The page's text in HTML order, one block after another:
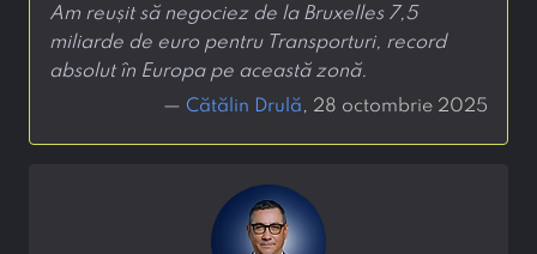
Am reușit să negociez de la Bruxelles 7,5
miliarde de euro pentru Transporturi, record
absolut în Europa pe această zonă.
— Cătălin Drulă, 28 octombrie 2025